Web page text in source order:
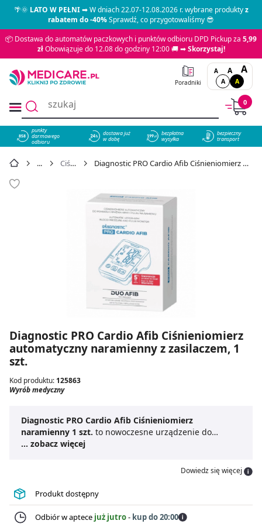
🌴🌞LATO W PEŁNI➡ W dniach 22.07-12.08.2026 r. wybrane produktyz
rabatem do -40%Sprawdź, co przygotowaliśmy 😎
📦 Dostawa do automatów paczkowych i punktów odbioru DPD Pickup za 5,99
złObowiązuje do 12.08 do godziny 12:00 🚚 ➡Skorzystaj!
Poradniki
A A A
A A
0
858
punkty
darmowego
odbioru
dostawa już
w dobę
bezpłatna
wysyłka
bezpieczny
transport
Ciśnieniomierze Diagnostic PRO Cardio Afib Ciśnieniomierz automatyczny naramienny z zasilaczem, 1 szt. - cena 157,99 zł
Diagnostic PRO Cardio Afib Ciśnieniomierz
automatyczny naramienny z zasilaczem, 1
szt.
Kod produktu: 125863
Wyrób medyczny
Diagnostic PRO Cardio Afib Ciśnieniomierz
naramienny 1 szt. to nowoczesne urządzenie do
precyzyjnego pomiaru ciśnienia krwi i tętna.
wyposażono w technologię DuoAFIB wspierającą
wykrywanie migotania przedsionków oraz wskaźniki
ruchu i nieprawidłowo założonego mankietu. Wpływa to
pozytywnie na wiarygodność wyników.
Diagnosticjest łatwy w użyciu oraz zapewnia szybki i
... zobacz więcej
Dowiedz się więcej
Produkt dostępny
Odbiór w aptece już jutro- kup do 20:00